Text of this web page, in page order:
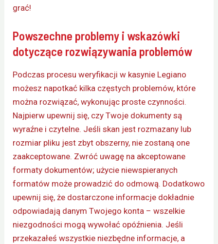
grać!
Powszechne problemy i wskazówki
dotyczące rozwiązywania problemów
Podczas procesu weryfikacji w kasynie Legiano
możesz napotkać kilka częstych problemów, które
można rozwiązać, wykonując proste czynności.
Najpierw upewnij się, czy Twoje dokumenty są
wyraźne i czytelne. Jeśli skan jest rozmazany lub
rozmiar pliku jest zbyt obszerny, nie zostaną one
zaakceptowane. Zwróć uwagę na akceptowane
formaty dokumentów; użycie niewspieranych
formatów może prowadzić do odmową. Dodatkowo
upewnij się, że dostarczone informacje dokładnie
odpowiadają danym Twojego konta – wszelkie
niezgodności mogą wywołać opóźnienia. Jeśli
przekazałeś wszystkie niezbędne informacje, a